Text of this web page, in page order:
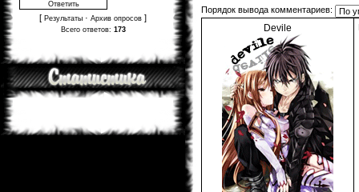
[ Результаты · Архив опросов ]
Всего ответов: 173
Порядок вывода комментариев:
Devile